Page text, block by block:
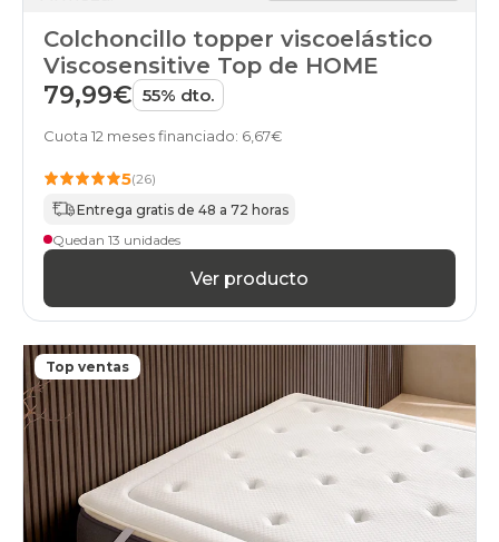
Colchoncillo topper viscoelástico
Viscosensitive Top de HOME
79,99€ 55% dto.
Cuota 12 meses financiado: 6,67€
5(26)
Entrega gratis de 48 a 72 horas
Quedan 13 unidades
Ver producto
Top ventas